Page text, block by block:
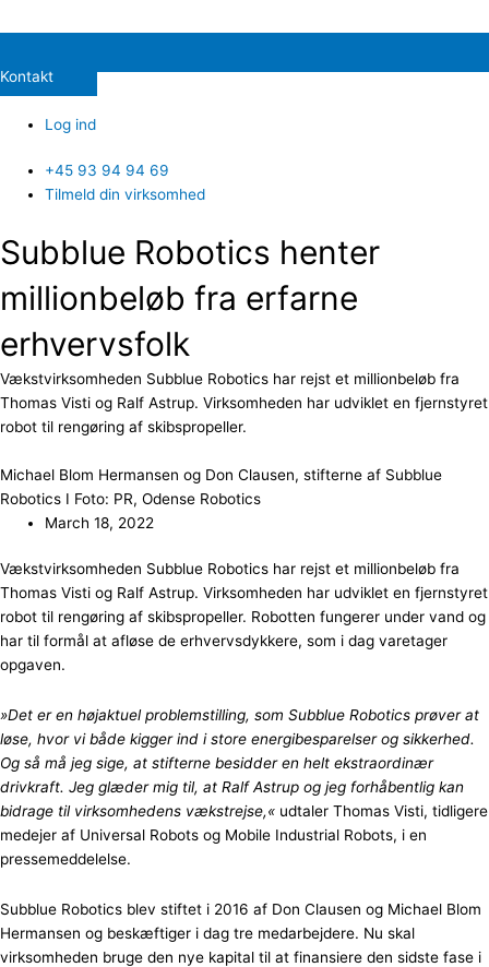
Kontakt
Log ind
+45 93 94 94 69
Tilmeld din virksomhed
Subblue Robotics henter
millionbeløb fra erfarne
erhvervsfolk
Vækstvirksomheden Subblue Robotics har rejst et millionbeløb fra
Thomas Visti og Ralf Astrup. Virksomheden har udviklet en fjernstyret
robot til rengøring af skibspropeller.
Michael Blom Hermansen og Don Clausen, stifterne af Subblue
Robotics I Foto: PR, Odense Robotics
March 18, 2022
Vækstvirksomheden Subblue Robotics har rejst et millionbeløb fra
Thomas Visti og Ralf Astrup. Virksomheden har udviklet en fjernstyret
robot til rengøring af skibspropeller. Robotten fungerer under vand og
har til formål at afløse de erhvervsdykkere, som i dag varetager
opgaven.
»Det er en højaktuel problemstilling, som Subblue Robotics prøver at
løse, hvor vi både kigger ind i store energibesparelser og sikkerhed.
Og så må jeg sige, at stifterne besidder en helt ekstraordinær
drivkraft. Jeg glæder mig til, at Ralf Astrup og jeg forhåbentlig kan
bidrage til virksomhedens vækstrejse,« udtaler Thomas Visti, tidligere
medejer af Universal Robots og Mobile Industrial Robots, i en
pressemeddelelse.
Subblue Robotics blev stiftet i 2016 af Don Clausen og Michael Blom
Hermansen og beskæftiger i dag tre medarbejdere. Nu skal
virksomheden bruge den nye kapital til at finansiere den sidste fase i